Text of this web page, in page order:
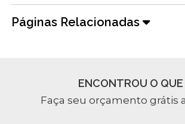
Páginas Relacionadas
ENCONTROU O
Faça seu orçamento grátis